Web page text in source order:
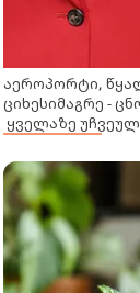
აეროპორტი,
ციხესიმაგრე -
ყველაზე